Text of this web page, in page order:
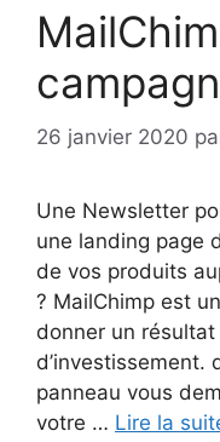
26 janvier 2020
Une Newsletter
une landing page
de vos produits
? MailChimp est
donner un
d’investissement.
panneau vous
votre … Lire la